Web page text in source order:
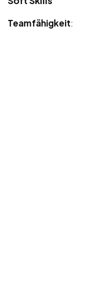
Teamfähigkeit: